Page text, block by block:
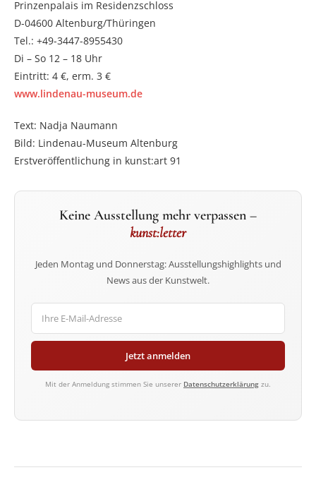
Prinzenpalais im Residenzschloss
D-04600 Altenburg/Thüringen
Tel.: +49-3447-8955430
Di – So 12 – 18 Uhr
Eintritt: 4 €, erm. 3 €
www.lindenau-museum.de
Text: Nadja Naumann
Bild: Lindenau-Museum Altenburg
Erstveröffentlichung in kunst:art 91
Keine Ausstellung mehr verpassen –
kunst:letter
Jeden Montag und Donnerstag: Ausstellungshighlights und
News aus der Kunstwelt.
Jetzt anmelden
Mit der Anmeldung stimmen Sie unserer Datenschutzerklärung zu.